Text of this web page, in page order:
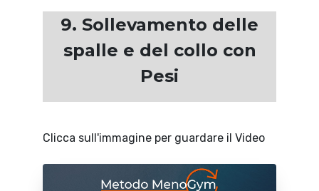
9. Sollevamento delle
spalle e del collo con
Pesi
Clicca sull'immagine per guardare il Video